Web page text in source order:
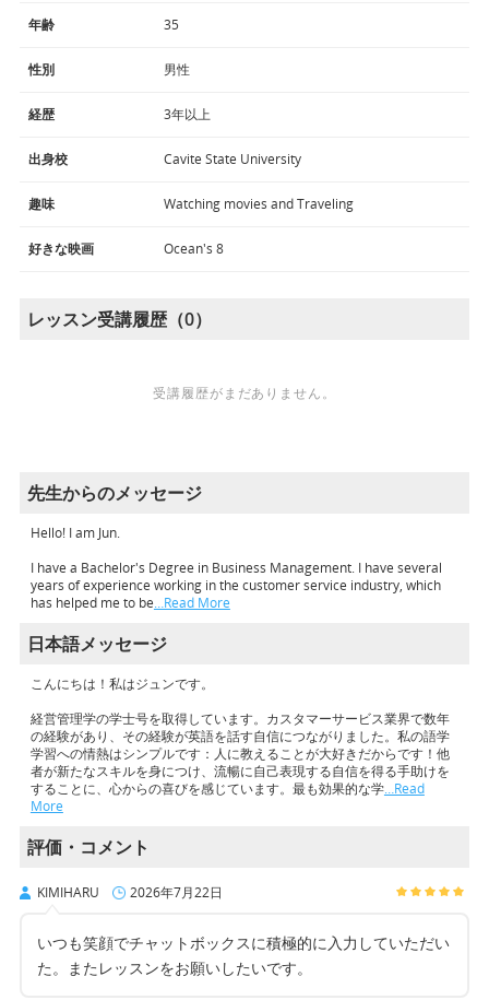
年齢 35
性別 男性
経歴 3年以上
出身校 Cavite State University
趣味 Watching movies and Traveling
好きな映画 Ocean's 8
レッスン受講履歴（0）
受講履歴がまだありません。
先生からのメッセージ
Hello! I am Jun.
I have a Bachelor's Degree in Business Management. I have several
years of experience working in the customer service industry, which
has helped me to be…Read More
日本語メッセージ
こんにちは！私はジュンです。
経営管理学の学士号を取得しています。カスタマーサービス業界で数年
の経験があり、その経験が英語を話す自信につながりました。私の語学
学習への情熱はシンプルです：人に教えることが大好きだからです！他
者が新たなスキルを身につけ、流暢に自己表現する自信を得る手助けを
することに、心からの喜びを感じています。最も効果的な学…Read
More
評価・コメント
KIMIHARU 2026年7月22日
いつも笑顔でチャットボックスに積極的に入力していただい
た。またレッスンをお願いしたいです。